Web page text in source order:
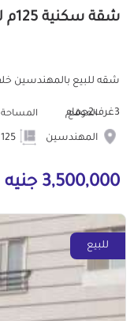
شقة سكنية 125م للبيع كاش بالمهندسين الجيزة
3غرف2حمام الموقع
المهندسين
المساحة
3,500,000 جنيه
للبيع